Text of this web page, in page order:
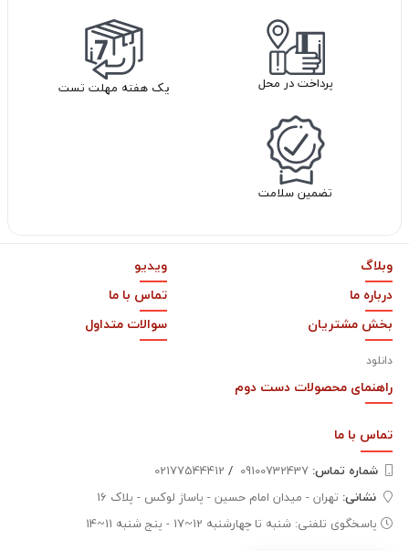
پرداخت در محل یک هفته مهلت تست
تضمین سلامت
وبلاگ
ویدیو
درباره ما
تماس با ما
بخش مشتریان
دانلود
سوالات متداول
راهنمای محصولات دست دوم
تماس با ما
شماره تماس‌: /
02177544412
نشانی: تهران - میدان امام حسین - پاساژ لوکس - پلاک 16
پاسخگوی تلفنی: شنبه تا چهارشنبه 12~17 - پنج شنبه 11~14